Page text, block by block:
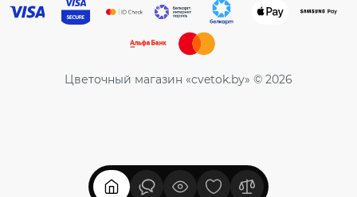
Цветочный магазин «cvetok.by» © 2026